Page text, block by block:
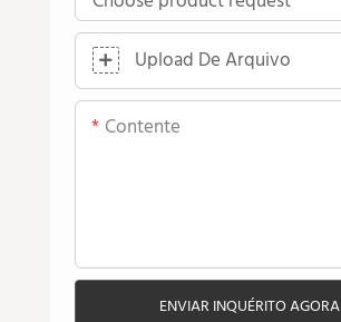
Upload De Arquivo
Contente
ENVIAR INQUÉRITO AGORA